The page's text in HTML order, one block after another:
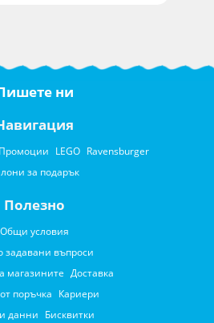
ни
Промоции LEGO Ravensburger
за подарък
Полезно
Общи условия
задавани въпроси
магазините Доставка
поръчка Кариери
данни Бисквитки